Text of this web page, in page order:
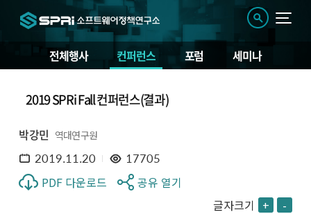
전체행사 컨퍼런스 포럼 세미나
2019 SPRi Fall 컨퍼런스(결과)
박강민 역대연구원
2019.11.20 17705
PDF 다운로드
공유 열기
글자크기 + -